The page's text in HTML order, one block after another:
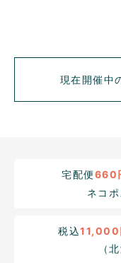
現在開催中
宅配便660
ネコポ
税込11,000
（